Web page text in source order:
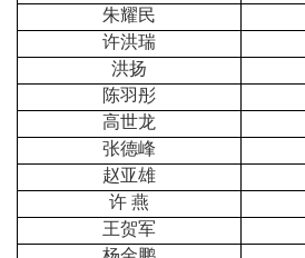
朱耀民
许洪瑞
洪扬
陈羽彤
高世龙
张德峰
赵亚雄
许 燕
王贺军